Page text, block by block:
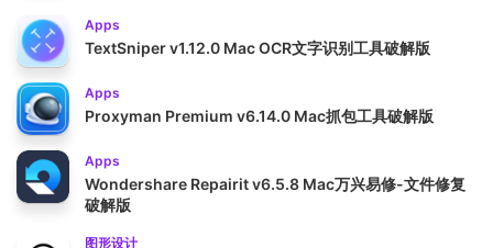
Apps
TextSniper v1.12.0 Mac OCR文字识别工具破解版
Apps
Proxyman Premium v6.14.0 Mac抓包工具破解版
Apps
Wondershare Repairit v6.5.8 Mac万兴易修-文件修复
破解版
图形设计